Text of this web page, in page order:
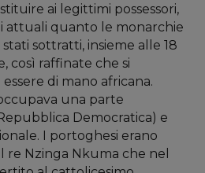
ai legittimi possessori,
attuali quanto le monarchie
sottratti, insieme alle 18
così raffinate che si
di mano africana.
una parte
Democratica) e
I portoghesi erano
re Nzinga Nkuma che nel